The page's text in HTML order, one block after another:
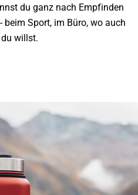
du ganz nach Empfinden
beim Sport, im Büro, wo auch
willst.